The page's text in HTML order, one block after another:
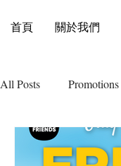
首頁 關於我們
All Posts Promotions